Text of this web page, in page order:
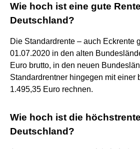
Wie hoch ist eine gute
Deutschland?
Die Standardrente – auch Eckrente
01.07.2020 in den alten
Euro brutto, in den neuen
Standardrentner hingegen mit einer
1.495,35 Euro rechnen.
Wie hoch ist die
Deutschland?